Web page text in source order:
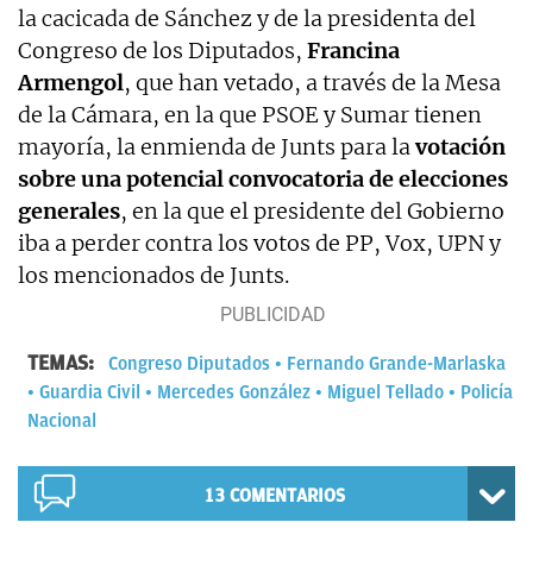
la cacicada de Sánchez y de la presidenta del
Congreso de los Diputados, Francina
Armengol, que han vetado, a través de la Mesa
de la Cámara, en la que PSOE y Sumar tienen
mayoría, la enmienda de Junts para lavotación
sobre una potencial convocatoria de elecciones
generales, en la que el presidente del Gobierno
iba a perder contra los votos de PP, Vox, UPN y
los mencionados de Junts.
TEMAS: Congreso Diputados
Fernando Grande-Marlaska
Guardia Civil
Mercedes González Miguel Tellado
Policía
Nacional
13 COMENTARIOS